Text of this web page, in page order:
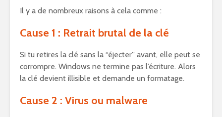
Il y a de nombreux raisons à cela comme :
Cause 1 : Retrait brutal de la clé
Si tu retires la clé sans la “éjecter” avant, elle peut se
corrompre. Windows ne termine pas l’écriture. Alors
la clé devient illisible et demande un formatage.
Cause 2 : Virus ou malware